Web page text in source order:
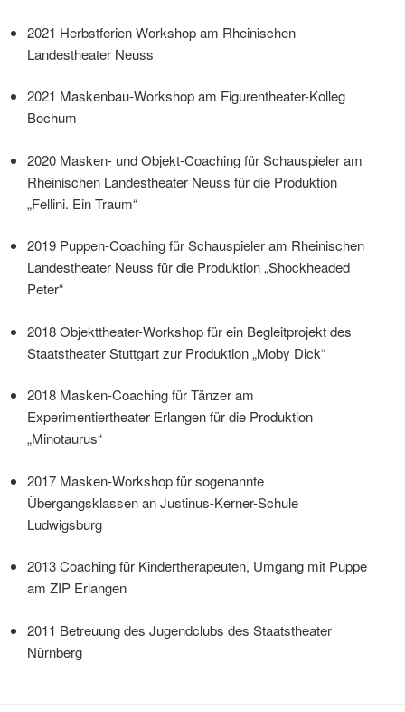
2021 Herbstferien Workshop am Rheinischen
Landestheater Neuss
2021 Maskenbau-Workshop am Figurentheater-Kolleg
Bochum
2020 Masken- und Objekt-Coaching für Schauspieler am
Rheinischen Landestheater Neuss für die Produktion
„Fellini. Ein Traum“
2019 Puppen-Coaching für Schauspieler am Rheinischen
Landestheater Neuss für die Produktion „Shockheaded
Peter“
2018 Objekttheater-Workshop für ein Begleitprojekt des
Staatstheater Stuttgart zur Produktion „Moby Dick“
2018 Masken-Coaching für Tänzer am
Experimentiertheater Erlangen für die Produktion
„Minotaurus“
2017 Masken-Workshop für sogenannte
Übergangsklassen an Justinus-Kerner-Schule
Ludwigsburg
2013 Coaching für Kindertherapeuten, Umgang mit Puppe
am ZIP Erlangen
2011 Betreuung des Jugendclubs des Staatstheater
Nürnberg